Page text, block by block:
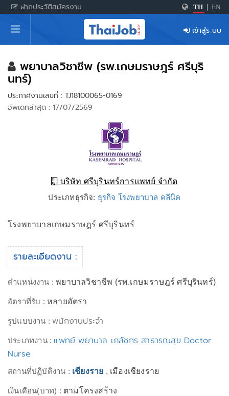
ฝากประวัติสมัครงาน TH EN
หน้าหลัก
ผู้สมัครงาน: เข้าสู่ระบบ
ฝากประวัติสมัครงาน
เกร็ดความรู้
เข้าสู่ระบบ
พยาบาลวิชาชีพ (รพ.เกษมราษฎร์ ศรีบุริ
นทร์)
ประกาศงานเลขที่ : TJ18100065-0169
อัพเดทล่าสุด : 17/07/2569
บริษัท ศรีบุรินทร์การแพทย์ จำกัด
ประเภทธุรกิจ: ธุรกิจ โรงพยาบาล คลีนิค
โรงพยาบาลเกษมราษฎร์ ศรีบุรินทร์
รายละเอียดงาน :
ตำแหน่งงาน :พยาบาลวิชาชีพ (รพ.เกษมราษฎร์ ศรีบุรินทร์)
อัตราที่รับ : หลายอัตรา
รูปแบบงาน :พนักงานประจำ
ประเภทงาน : แพทย์ พยาบาล เภสัชกร สาธารณสุข Doctor
Nurse
สถานที่ปฏิบัติงาน : เชียงราย , เมืองเชียงราย
เงินเดือน(บาท) : ตามโครงสร้าง